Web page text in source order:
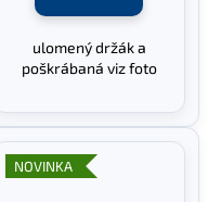
ulomený držák a
poškrábaná viz foto
NOVINKA